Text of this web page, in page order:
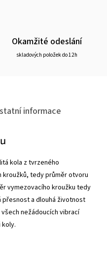
Okamžité odeslání
skladových položek do 12h
informace
kola z tvrzeného
kroužků, tedy průměr otvoru
vymezovacího kroužku tedy
přesnost a dlouhá životnost
nežádoucích vibrací